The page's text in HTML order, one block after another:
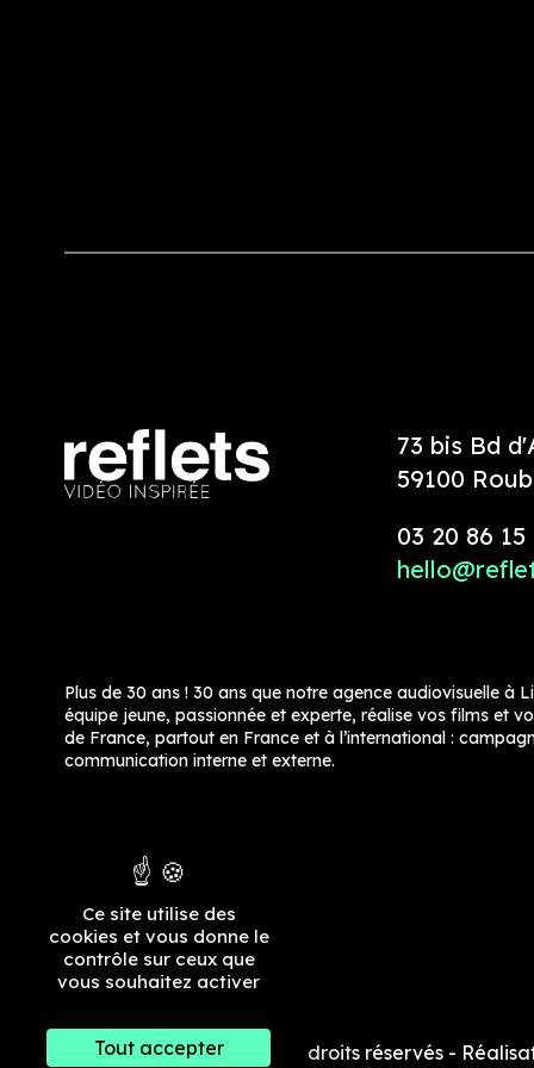
73 bis Bd
59100
03 20 86 15
Plus de 30 ans ! 30 ans que notre agence audiovisuelle à
équipe jeune, passionnée et experte, réalise vos films et
de France, partout en France et à l’international :
communication interne et externe.
@2026 Reflets Vidéo Tous droits réservés-
Ce site utilise des
cookies et vous donne le
contrôle sur ceux que
vous souhaitez activer
Tout accepter